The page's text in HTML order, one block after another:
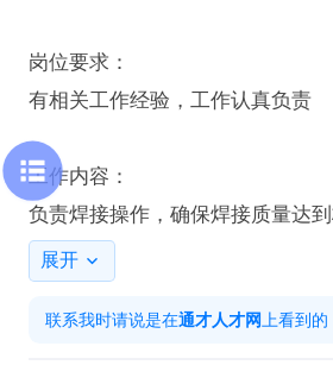
岗位要求：
有相关工作经验，工作认真负责
工作内容：
负责焊接操作，确保焊接质量达到
根据图纸和技术要求进行焊接作业
展开
联系我时请说是在通才人才网 上看到的